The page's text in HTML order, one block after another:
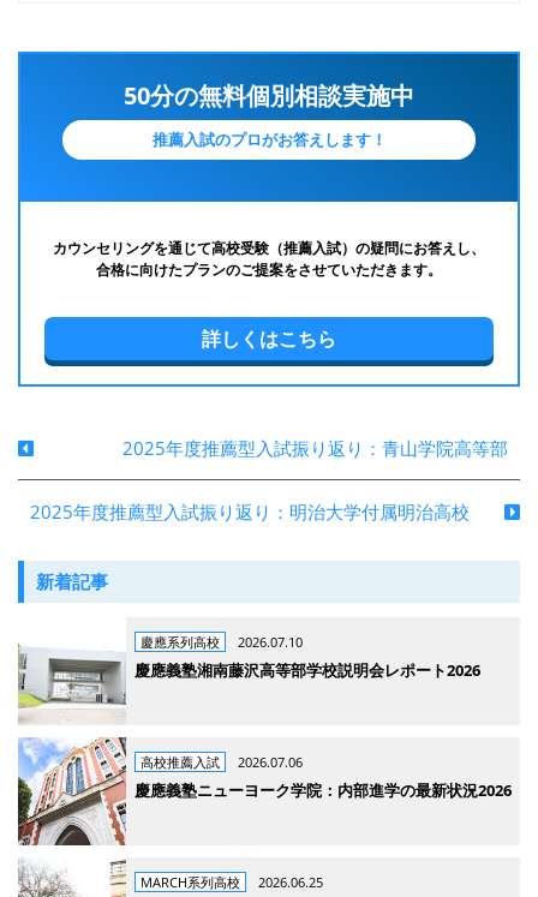
50分の無料個別相談実施中
推薦入試のプロがお答えします！
カウンセリングを通じて高校受験（推薦入試）の疑問にお答えし、
合格に向けたプランのご提案をさせていただきます。
詳しくはこちら
2025年度推薦型入試振り返り：青山学院高等部
2025年度推薦型入試振り返り：明治大学付属明治高校
新着記事
慶應系列高校 2026.07.10
慶應義塾湘南藤沢高等部学校説明会レポート2026
高校推薦入試 2026.07.06
慶應義塾ニューヨーク学院：内部進学の最新状況2026
MARCH系列高校 2026.06.25